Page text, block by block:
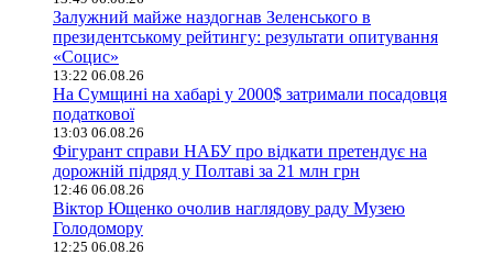
Залужний майже наздогнав Зеленського в
президентському рейтингу: результати опитування
«Социс»
13:22 06.08.26
На Сумщині на хабарі у 2000$ затримали посадовця
податкової
13:03 06.08.26
Фігурант справи НАБУ про відкати претендує на
дорожній підряд у Полтаві за 21 млн грн
12:46 06.08.26
Віктор Ющенко очолив наглядову раду Музею
Голодомору
12:25 06.08.26